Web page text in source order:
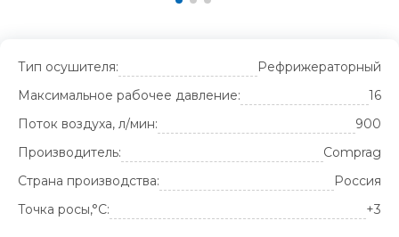
Тип осушителя:
Рефрижераторный
Максимальное рабочее давление:
16
Поток воздуха, л/мин:
900
Производитель:
Comprag
Страна производства:
Россия
Точка росы,°С:
+3